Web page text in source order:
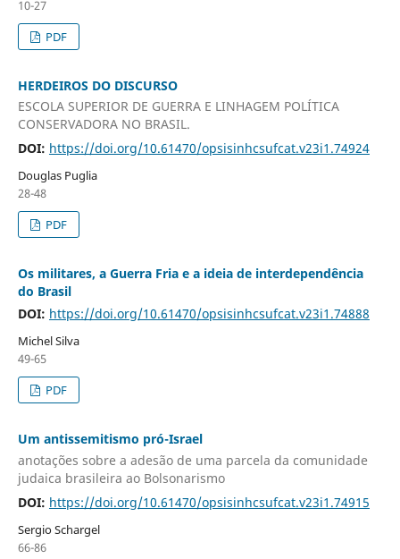
10-27
PDF
HERDEIROS DO DISCURSO
ESCOLA SUPERIOR DE GUERRA E LINHAGEM POLÍTICA
CONSERVADORA NO BRASIL.
DOI: https://doi.org/10.61470/opsisinhcsufcat.v23i1.74924
Douglas Puglia
28-48
PDF
Os militares, a Guerra Fria e a ideia de interdependência
do Brasil
DOI: https://doi.org/10.61470/opsisinhcsufcat.v23i1.74888
Michel Silva
49-65
PDF
Um antissemitismo pró-Israel
anotações sobre a adesão de uma parcela da comunidade
judaica brasileira ao Bolsonarismo
DOI: https://doi.org/10.61470/opsisinhcsufcat.v23i1.74915
Sergio Schargel
66-86